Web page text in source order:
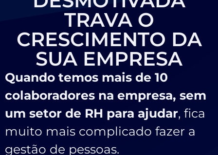
TRAVA O
CRESCIMENTO DA
SUA EMPRESA
Quando temos mais de 10
colaboradores na empresa, sem
um setor de RH para ajudar, fica
muito mais complicado fazer a
gestão de pessoas.